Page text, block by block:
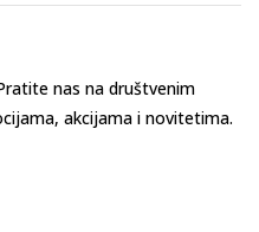
nas na društvenim
akcijama i novitetima.